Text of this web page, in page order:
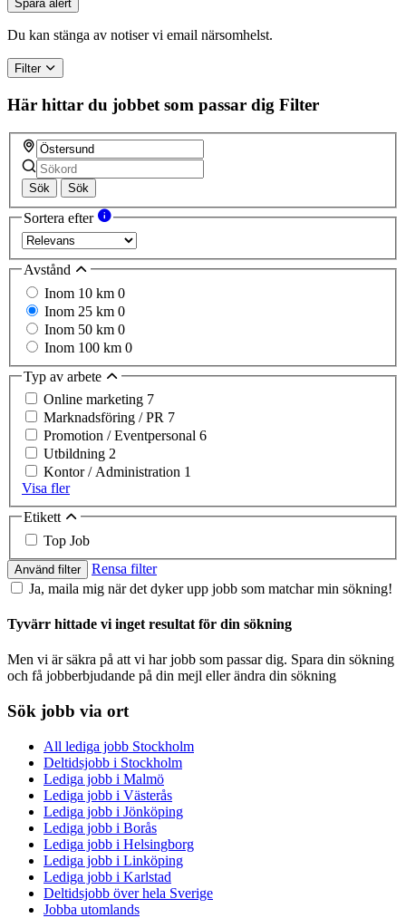
Spara alert
Du kan stänga av notiser vi email närsomhelst.
Filter
Här hittar du jobbet som passar dig Filter
Sök Sök
Sortera efter
Avstånd
Inom 10 km 0
Inom 25 km 0
Inom 50 km 0
Inom 100 km 0
Typ av arbete
Online marketing 7
Marknadsföring / PR 7
Promotion / Eventpersonal 6
Utbildning 2
Kontor / Administration 1
Visa fler
Etikett
Top Job
Använd filter
Rensa filter
Ja, maila mig när det dyker upp jobb som matchar min sökning!
Tyvärr hittade vi inget resultat för din sökning
Men vi är säkra på att vi har jobb som passar dig. Spara din sökning
och få jobberbjudande på din mejl eller ändra din sökning
Sök jobb via ort
All lediga jobb Stockholm
Deltidsjobb i Stockholm
Lediga jobb i Malmö
Lediga jobb i Västerås
Lediga jobb i Jönköping
Lediga jobb i Borås
Lediga jobb i Helsingborg
Lediga jobb i Linköping
Lediga jobb i Karlstad
Deltidsjobb över hela Sverige
Jobba utomlands